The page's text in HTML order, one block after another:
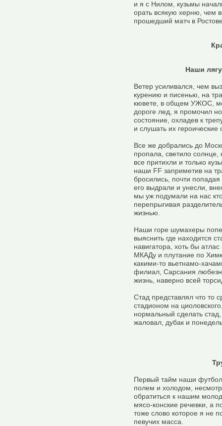
и я с Нилом, кузьмы
орать всякую херню, чем
прошедший матч в
Наши
Ветер усиливался, чем
курению и писенью, на
кювете, в общем УЖОС,
дороге лед, я промочил
состояние, охладев к
и слушать их
Все же добрались до
пропала, светило солнце,
все притихли и только
наши FF заприметив на
бросились, почти
его выдрали и унесли,
мы уж подумали на нас
перепрыгивая
жизнью.
Наши горе шумахеры
выяснить где находится
навигатора, хоть бы
МКАДу и плутание по
какими-то вьетнамо-
филиал, Сарсания
жизнь, наверно всей
Стад представлял что
стадионом на
нормальный сделать
жаловал, дубак и
Первый тайм наши
полем и холодом,
обратиться к нашим
мясо-конские речевки, а
тоже слово которое я не
певучих масса.